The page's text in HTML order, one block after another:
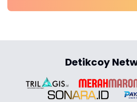
Detikcoy